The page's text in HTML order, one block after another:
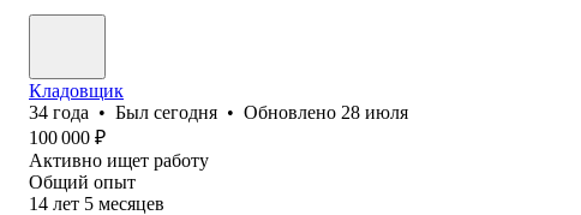
Кладовщик
34 года • Был сегодня • Обновлено 28 июля
100 000 ₽
Активно ищет работу
Общий опыт
14 лет 5 месяцев